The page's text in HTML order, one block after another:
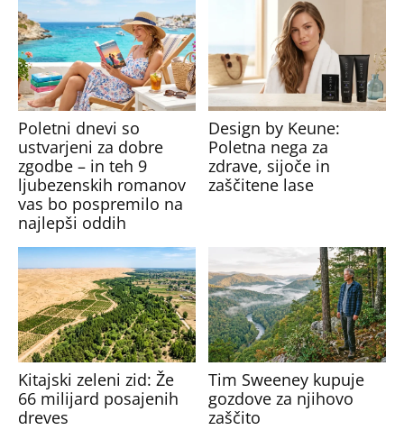
Poletni dnevi so
ustvarjeni za dobre
zgodbe – in teh 9
ljubezenskih romanov
vas bo pospremilo na
najlepši oddih
Design by Keune:
Poletna nega za
zdrave, sijoče in
zaščitene lase
Kitajski zeleni zid: Že
66 milijard posajenih
dreves
Tim Sweeney kupuje
gozdove za njihovo
zaščito